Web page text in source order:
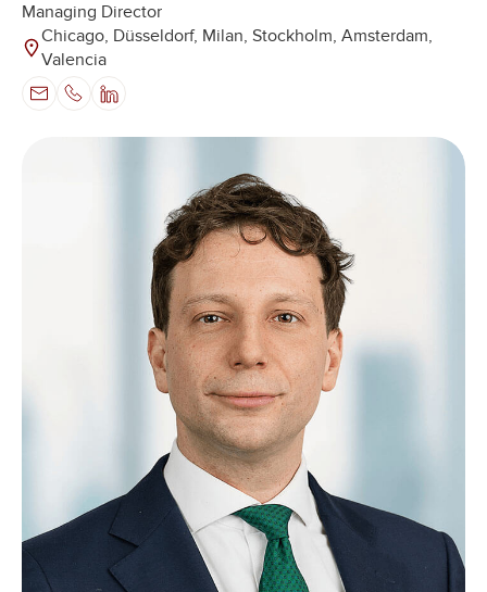
Managing Director
Chicago, Düsseldorf, Milan, Stockholm, Amsterdam,
Valencia